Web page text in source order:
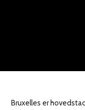
Bruxelles er